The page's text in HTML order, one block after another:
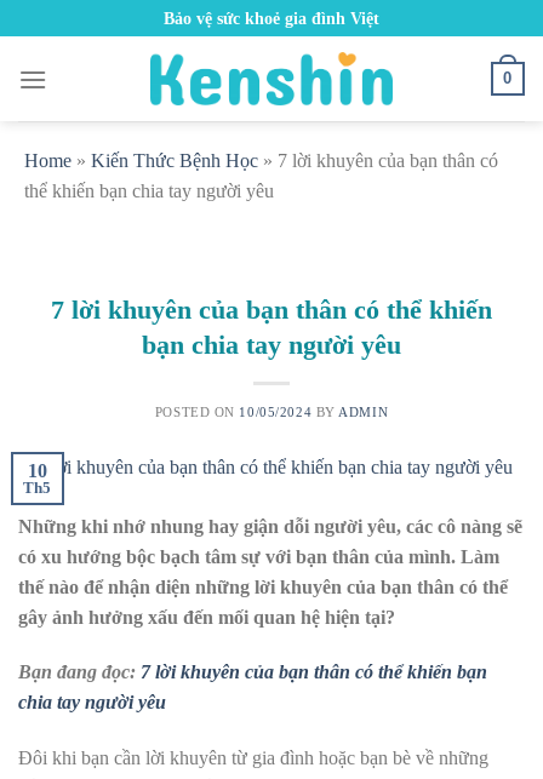
content
Bảo vệ sức khoẻ gia đình Việt
0
Home » Kiến Thức Bệnh Học » 7 lời khuyên của bạn thân có
thể khiến bạn chia tay người yêu
7 lời khuyên của bạn thân có thể khiến
bạn chia tay người yêu
POSTED ON 10/05/2024 BY ADMIN
10
Th5
Những khi nhớ nhung hay giận dỗi người yêu, các cô nàng sẽ
có xu hướng bộc bạch tâm sự với bạn thân của mình. Làm
thế nào để nhận diện những lời khuyên của bạn thân có thể
gây ảnh hưởng xấu đến mối quan hệ hiện tại?
Bạn đang đọc: 7 lời khuyên của bạn thân có thể khiến bạn
chia tay người yêu
Đôi khi bạn cần lời khuyên từ gia đình hoặc bạn bè về những